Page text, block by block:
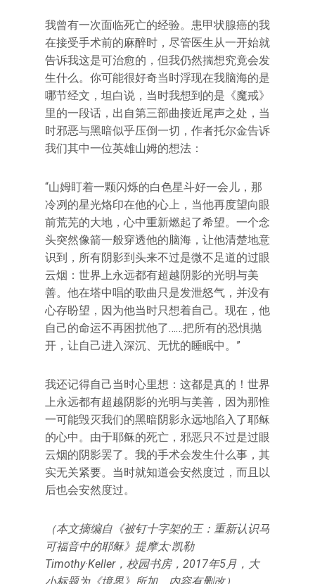
我曾有一次面临死亡的经验。患甲状腺癌的我
在接受手术前的麻醉时，尽管医生从一开始就
告诉我这是可治愈的，但我仍然揣想究竟会发
生什么。你可能很好奇当时浮现在我脑海的是
哪节经文，坦白说，当时我想到的是《魔戒》
里的一段话，出自第三部曲接近尾声之处，当
时邪恶与黑暗似乎压倒一切，作者托尔金告诉
我们其中一位英雄山姆的想法：
“山姆盯着一颗闪烁的白色星斗好一会儿，那
冷冽的星光烙印在他的心上，当他再度望向眼
前荒芜的大地，心中重新燃起了希望。一个念
头突然像箭一般穿透他的脑海，让他清楚地意
识到，所有阴影到头来不过是微不足道的过眼
云烟：世界上永远都有超越阴影的光明与美
善。他在塔中唱的歌曲只是发泄怒气，并没有
心存盼望，因为他当时只想着自己。现在，他
自己的命运不再困扰他了……把所有的恐惧抛
开，让自己进入深沉、无忧的睡眠中。”
我还记得自己当时心里想：这都是真的！世界
上永远都有超越阴影的光明与美善，因为那惟
一可能毁灭我们的黑暗阴影永远地陷入了耶稣
的心中。由于耶稣的死亡，邪恶只不过是过眼
云烟的阴影罢了。我的手术会发生什么事，其
实无关紧要。当时就知道会安然度过，而且以
后也会安然度过。
（本文摘编自《被钉十字架的王：重新认识马
可福音中的耶稣》提摩太·凯勒
Timothy·Keller，校园书房，2017年5月，大
小标题为《境界》所加，内容有删改）